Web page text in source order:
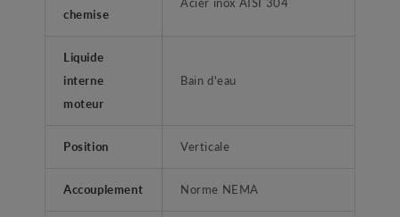
chemise
Liquide
interne
moteur
Bain d'eau
Position Verticale
Accouplement Norme NEMA